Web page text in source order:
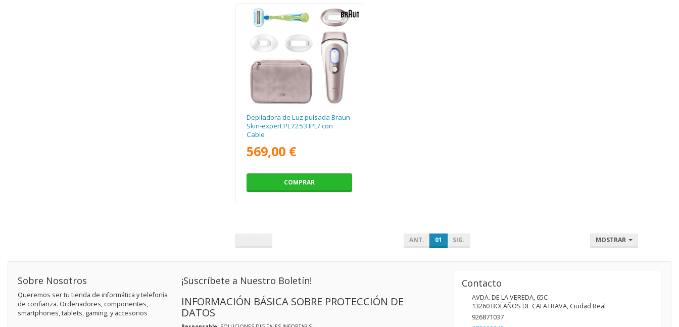
Depiladora de Luz pulsada Braun
Skin-expert PL7253 IPL/ con
Cable
569,00 €
COMPRAR
ANT. 01 SIG. MOSTRAR
Sobre Nosotros
Queremos ser tu tienda de informática y telefonía
de confianza. Ordenadores, componentes,
smartphones, tablets, gaming, y accesorios
¡Suscríbete a Nuestro Boletín!
INFORMACIÓN BÁSICA SOBRE PROTECCIÓN DE
DATOS
Contacto
AVDA. DE LA VEREDA, 65C
13260BOLAÑOS DE CALATRAVA, Ciudad Real
926871037